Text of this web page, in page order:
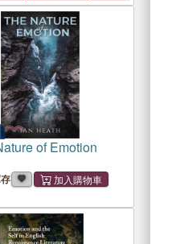
of Emotion